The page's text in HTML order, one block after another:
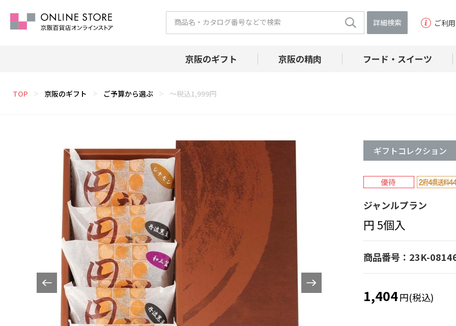
詳細検索 ご利
京阪のギフト 京阪の精肉 フード・スイーツ
TOP ＞ 京阪のギフト ＞ ご予算から選ぶ ＞ ～税込1,999円
ギフトコレクション
ジャンルプラン
円 5個入
商品番号：23K-
1,404円(税込)